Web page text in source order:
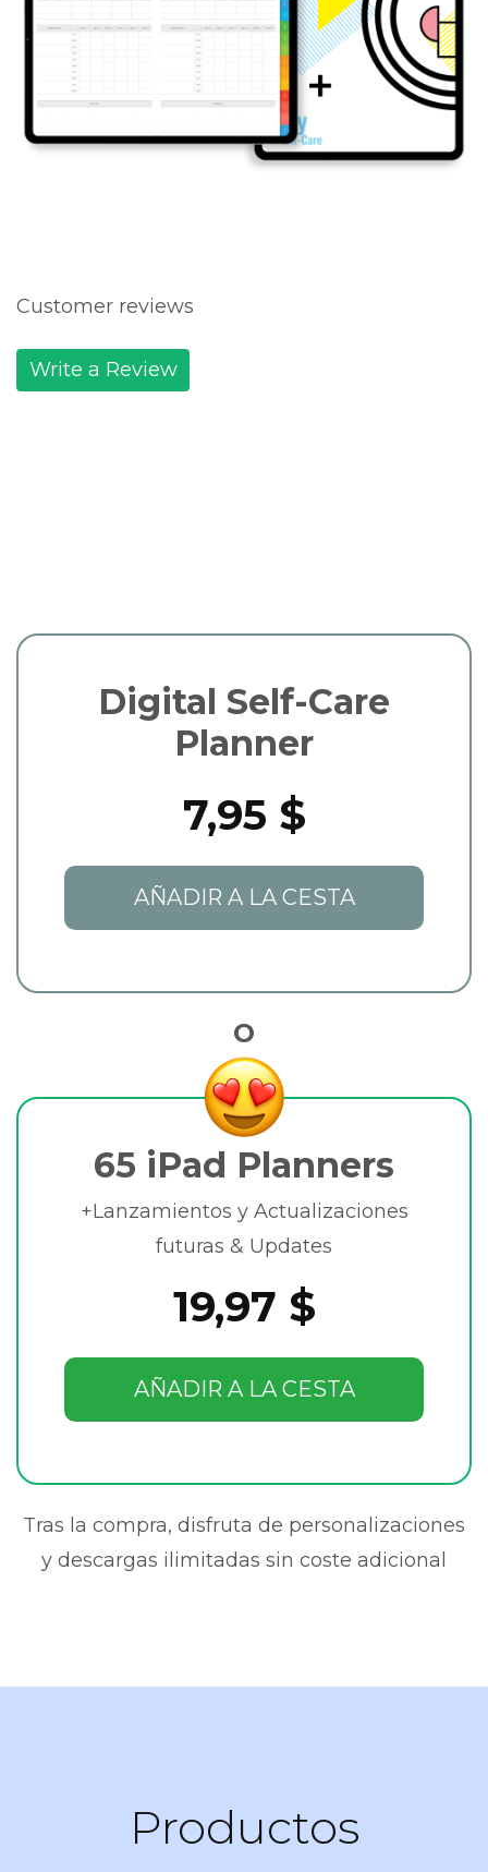
Customer reviews
Write a Review
Digital Self-Care
Planner
7,95 $
AÑADIR A LA CESTA
O
65 iPad Planners
+Lanzamientos y Actualizaciones
futuras & Updates
19,97 $
AÑADIR A LA CESTA
Tras la compra, disfruta de personalizaciones
y descargas ilimitadas sin coste adicional
Productos